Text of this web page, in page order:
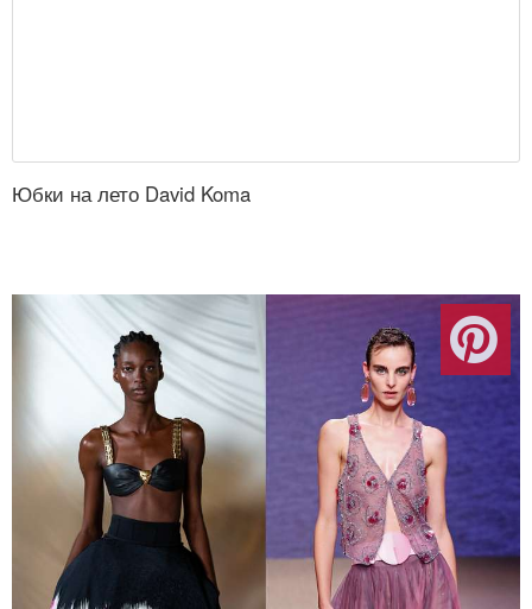
Юбки на лето David Koma